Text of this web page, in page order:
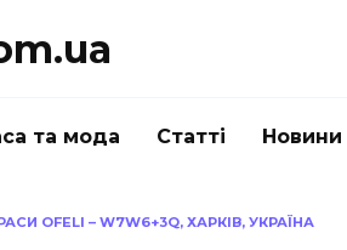
та мода Статті Новини
OFELI – W7W6+3Q, ХАРКІВ, УКРАЇНА